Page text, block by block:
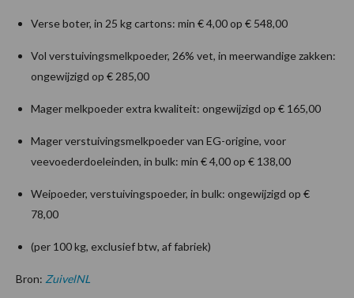
Verse boter, in 25 kg cartons: min € 4,00 op € 548,00
Vol verstuivingsmelkpoeder, 26% vet, in meerwandige zakken:
ongewijzigd op € 285,00
Mager melkpoeder extra kwaliteit: ongewijzigd op € 165,00
Mager verstuivingsmelkpoeder van EG-origine, voor
veevoederdoeleinden, in bulk: min € 4,00 op € 138,00
Weipoeder, verstuivingspoeder, in bulk: ongewijzigd op €
78,00
(per 100 kg, exclusief btw, af fabriek)
Bron: ZuivelNL